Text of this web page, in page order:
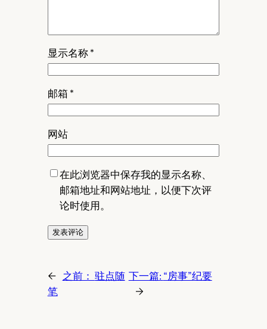
显示名称 *
邮箱 *
网站
在此浏览器中保存我的显示名称、
邮箱地址和网站地址，以便下次评
论时使用。
← 之前： 驻点随
笔
下一篇: “房事”纪要
→